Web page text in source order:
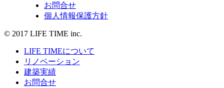
お問合せ
個人情報保護方針
© 2017 LIFE TIME inc.
LIFE TIMEについて
リノベーション
建築実績
お問合せ